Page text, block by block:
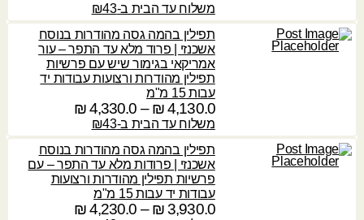
⁩
5
0
.
0
₪
ע
ד
⁦
3
,
5
0
.
0
⁩
6
0
.
0
₪
⁩
ע
ד
⁦
4
4
ם
:
⁦
4
,
2
0
.
0
₪
ו
ח
מ
ח
ר
ם
:
⁦
4
,
משלוח עד הבית ב-₪43
תפילין בהמה גסה מהודרות בנוסח
אשכנזי | פרוד מלא עד התפר – עור
אמריקאי בגימור שיש עם פרשיות
תפילין מהודרות ורצועות עבודות יד
עבות 15 מ"מ
4,130.0
₪
–
4,330.0
₪ט
ו
ח
מ
ח
י
משלוח עד הבית ב-₪43
תפילין בהמה גסה מהודרות בנוסח
אשכנזי | פרודות מלא עד התפר – עם
פרשיות תפילין מהודרות ורצועות
עבודות יד עבות 15 מ"מ
3,930.0
₪
–
4,230.0
₪ט